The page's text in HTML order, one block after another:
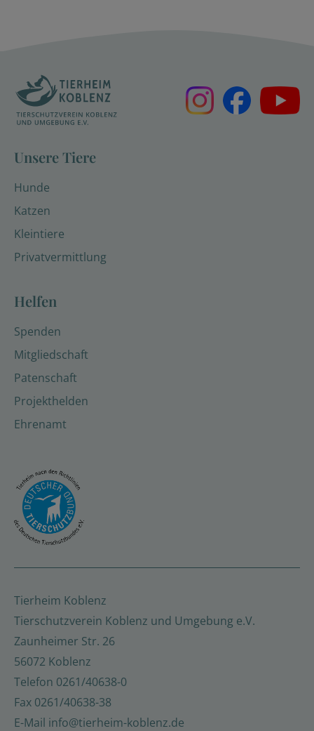
Unsere Tiere
Hunde
Katzen
Kleintiere
Privatvermittlung
Helfen
Spenden
Mitgliedschaft
Patenschaft
Projekthelden
Ehrenamt
Tierheim Koblenz
Tierschutzverein Koblenz und Umgebung e.V.
Zaunheimer Str. 26
56072 Koblenz
Telefon 0261/40638-0
Fax 0261/40638-38
E-Mail info@tierheim-koblenz.de